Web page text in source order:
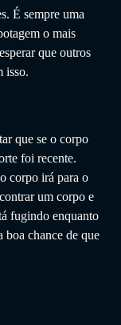
É sempre uma
o mais
que outros
isso.
que se o corpo
foi recente.
corpo irá para o
um corpo e
fugindo enquanto
boa chance de que